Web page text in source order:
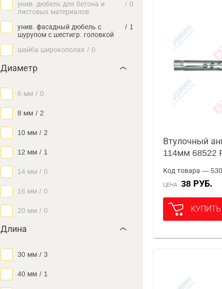
унив. дюбель для бетона и
листовых материалов
/ 0
унив. фасадный дюбель с
шурупом с шестигр. головкой
/ 1
шайба широкополая / 0
Диаметр
6 мм / 0
8 мм / 2
10 мм / 2
12 мм / 1
14 мм / 0
16 мм / 0
20 мм / 0
Длина
30 мм / 3
40 мм / 1
Втулочный
114мм 68522
Код товара —
ЦЕНА 38 РУБ.
КУПИТЬ